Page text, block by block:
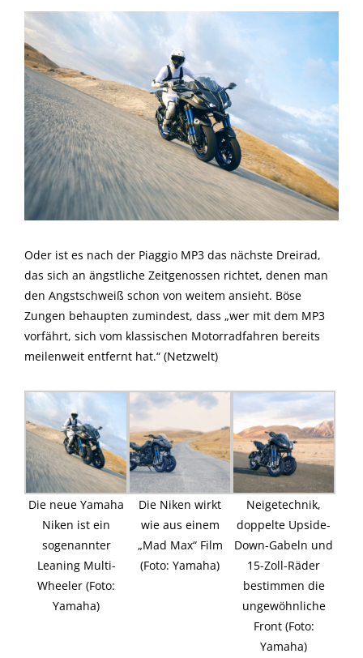
Zeige
grösseres
Bild
Oder ist es nach der Piaggio MP3 das nächste Dreirad,
das sich an ängstliche Zeitgenossen richtet, denen man
den Angstschweiß schon von weitem ansieht. Böse
Zungen behaupten zumindest, dass „wer mit dem MP3
vorfährt, sich vom klassischen Motorradfahren bereits
meilenweit entfernt hat.“ (Netzwelt)
Die neue Yamaha
Niken ist ein
sogenannter
Leaning Multi-
Wheeler (Foto:
Yamaha)
Die Niken wirkt
wie aus einem
„Mad Max“ Film
(Foto: Yamaha)
Neigetechnik,
doppelte Upside-
Down-Gabeln und
15-Zoll-Räder
bestimmen die
ungewöhnliche
Front (Foto:
Yamaha)